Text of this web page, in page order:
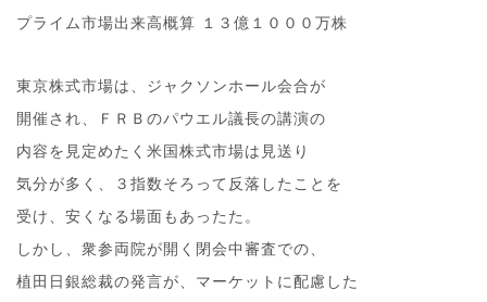
プライム市場出来高概算 １３億１０００万株
東京株式市場は、ジャクソンホール会合が
開催され、ＦＲＢのパウエル議長の講演の
内容を見定めたく米国株式市場は見送り
気分が多く、３指数そろって反落したことを
受け、安くなる場面もあったた。
しかし、衆参両院が開く閉会中審査での、
植田日銀総裁の発言が、マーケットに配慮した